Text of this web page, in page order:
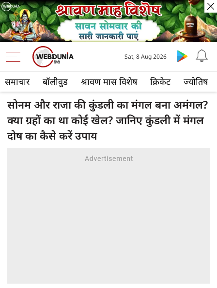
समाचार बॉलीवुड श्रावण मास विशेष क्रिकेट ज्योतिष
Sat, 8 Aug 2026
सोनम और राजा की कुंडली का मंगल बना अमंगल?
क्या ग्रहों का था कोई खेल? जानिए कुंडली में मंगल
दोष का कैसे करें उपाय